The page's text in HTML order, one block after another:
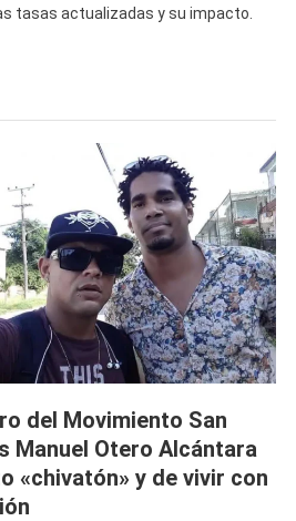
tasas actualizadas y su impacto.
del Movimiento San
Manuel Otero Alcántara
«chivatón» y de vivir con